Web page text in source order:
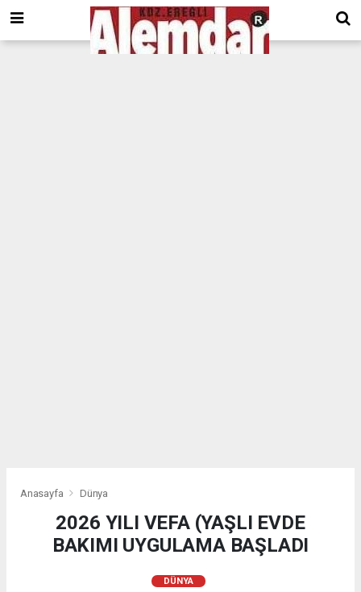
google.com, pub-8201930440372555, DIRECT, f08c47fec0942fa0
Anasayfa Dünya
2026 YILI VEFA (YAŞLI EVDE
BAKIMI UYGULAMA BAŞLADI
DÜNYA